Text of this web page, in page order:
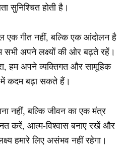
सुनिश्चित होती है।
एक गीत नहीं, बल्कि एक आंदोलन है
सभी अपने लक्ष्यों की ओर बढ़ते रहें।
हम अपने व्यक्तिगत और सामूहिक
में कदम बढ़ा सकते हैं।
नहीं, बल्कि जीवन का एक मंत्र
करें, आत्म-विश्वास बनाए रखें और
हमारे लिए असंभव नहीं रहेगा।